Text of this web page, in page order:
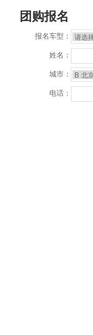
团购报名
报名车型：
姓名：
城市：
电话：